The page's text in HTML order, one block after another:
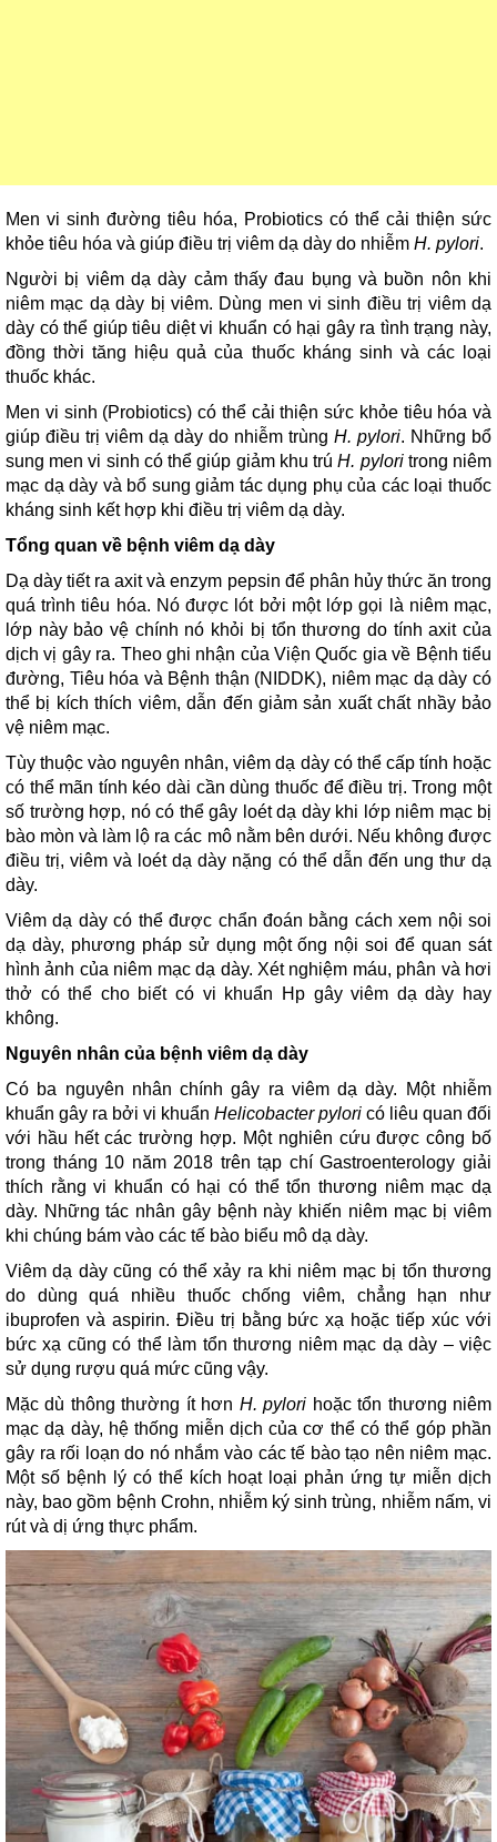
Men vi sinh đường tiêu hóa, Probiotics có thể cải thiện sức
khỏe tiêu hóa và giúp điều trị viêm dạ dày do nhiễm H. pylori.
Người bị viêm dạ dày cảm thấy đau bụng và buồn nôn khi
niêm mạc dạ dày bị viêm. Dùng men vi sinh điều trị viêm dạ
dày có thể giúp tiêu diệt vi khuẩn có hại gây ra tình trạng này,
đồng thời tăng hiệu quả của thuốc kháng sinh và các loại
thuốc khác.
Men vi sinh (Probiotics) có thể cải thiện sức khỏe tiêu hóa và
giúp điều trị viêm dạ dày do nhiễm trùng H. pylori. Những bổ
sung men vi sinh có thể giúp giảm khu trúH. pylori trong niêm
mạc dạ dày và bổ sung giảm tác dụng phụ của các loại thuốc
kháng sinh kết hợp khi điều trị viêm dạ dày.
Tổng quan về bệnh viêm dạ dày
Dạ dày tiết ra axit và enzym pepsin để phân hủy thức ăn trong
quá trình tiêu hóa. Nó được lót bởi một lớp gọi là niêm mạc,
lớp này bảo vệ chính nó khỏi bị tổn thương do tính axit của
dịch vị gây ra. Theo ghi nhận của Viện Quốc gia về Bệnh tiểu
đường, Tiêu hóa và Bệnh thận (NIDDK), niêm mạc dạ dày có
thể bị kích thích viêm, dẫn đến giảm sản xuất chất nhầy bảo
vệ niêm mạc.
Tùy thuộc vào nguyên nhân, viêm dạ dày có thể cấp tính hoặc
có thể mãn tính kéo dài cần dùng thuốc để điều trị. Trong một
số trường hợp, nó có thể gây loét dạ dày khi lớp niêm mạc bị
bào mòn và làm lộ ra các mô nằm bên dưới. Nếu không được
điều trị, viêm và loét dạ dày nặng có thể dẫn đến ung thư dạ
dày.
Viêm dạ dày có thể được chẩn đoán bằng cách xem nội soi
dạ dày, phương pháp sử dụng một ống nội soi để quan sát
hình ảnh của niêm mạc dạ dày. Xét nghiệm máu, phân và hơi
thở có thể cho biết có vi khuẩn Hp gây viêm dạ dày hay
không.
Nguyên nhân của bệnh viêm dạ dày
Có ba nguyên nhân chính gây ra viêm dạ dày. Một nhiễm
khuẩn gây ra bởi vi khuẩn Helicobacter pylori có liêu quan đối
với hầu hết các trường hợp. Một nghiên cứu được công bố
trong tháng 10 năm 2018 trên tạp chí Gastroenterology giải
thích rằng vi khuẩn có hại có thể tổn thương niêm mạc dạ
dày. Những tác nhân gây bệnh này khiến niêm mạc bị viêm
khi chúng bám vào các tế bào biểu mô dạ dày.
Viêm dạ dày cũng có thể xảy ra khi niêm mạc bị tổn thương
do dùng quá nhiều thuốc chống viêm, chẳng hạn như
ibuprofen và aspirin. Điều trị bằng bức xạ hoặc tiếp xúc với
bức xạ cũng có thể làm tổn thương niêm mạc dạ dày – việc
sử dụng rượu quá mức cũng vậy.
Mặc dù thông thường ít hơn H. pylori hoặc tổn thương niêm
mạc dạ dày, hệ thống miễn dịch của cơ thể có thể góp phần
gây ra rối loạn do nó nhắm vào các tế bào tạo nên niêm mạc.
Một số bệnh lý có thể kích hoạt loại phản ứng tự miễn dịch
này, bao gồm bệnh Crohn, nhiễm ký sinh trùng, nhiễm nấm, vi
rút và dị ứng thực phẩm.